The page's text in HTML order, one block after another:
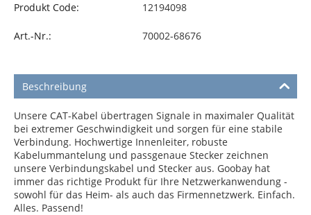
Produkt Code: 12194098
Art.-Nr.: 70002-68676
Beschreibung
Unsere CAT-Kabel übertragen Signale in maximaler Qualität
bei extremer Geschwindigkeit und sorgen für eine stabile
Verbindung. Hochwertige Innenleiter, robuste
Kabelummantelung und passgenaue Stecker zeichnen
unsere Verbindungskabel und Stecker aus. Goobay hat
immer das richtige Produkt für Ihre Netzwerkanwendung -
sowohl für das Heim- als auch das Firmennetzwerk. Einfach.
Alles. Passend!